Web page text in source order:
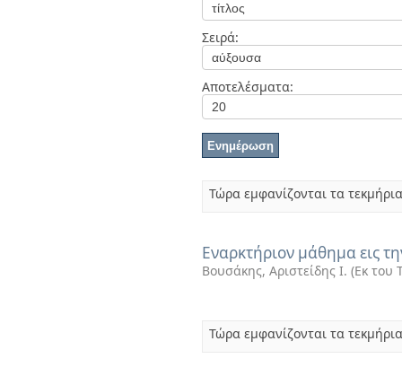
Σειρά:
Αποτελέσματα:
Τώρα εμφανίζονται τα
Εναρκτήριον μάθημα εις
Βουσάκης, Αριστείδης Ι. (Εκ του
Τώρα εμφανίζονται τα